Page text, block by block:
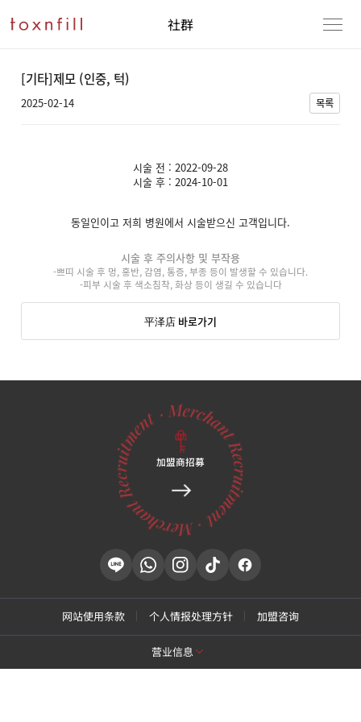
社群
[기타]제모 (인중, 턱)
2025-02-14 목록
시술 전 : 2022-09-28
시술 후 : 2024-10-01
동일인이고 저희 병원에서 시술받으신 고객입니다.
시술 후 주의사항 및 부작용
-쁘띠 시술 후 멍, 홍반, 감염, 통증, 부종 등이 발생할 수 있습니다.
-피부 시술 후 색소침착, 화상 등이 생길 수 있습니다
平泽店 바로가기
加盟商招募
网站使用条款 个人情报处理方针 加盟咨询
营业信息